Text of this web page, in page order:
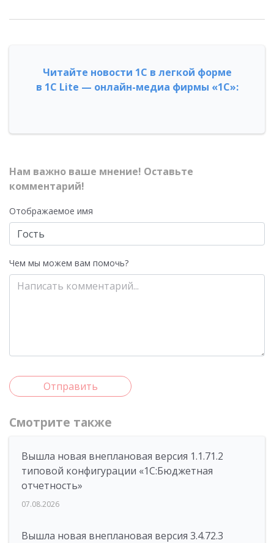
Читайте новости 1С в легкой форме
в 1С Lite — онлайн-медиа фирмы «1С»:
Нам важно ваше мнение! Оставьте
комментарий!
Отображаемое имя
Чем мы можем вам помочь?
Отправить
Смотрите также
Вышла новая внеплановая версия 1.1.71.2
типовой конфигурации «1C:Бюджетная
отчетность»
07.08.2026
Вышла новая внеплановая версия 3.4.72.3